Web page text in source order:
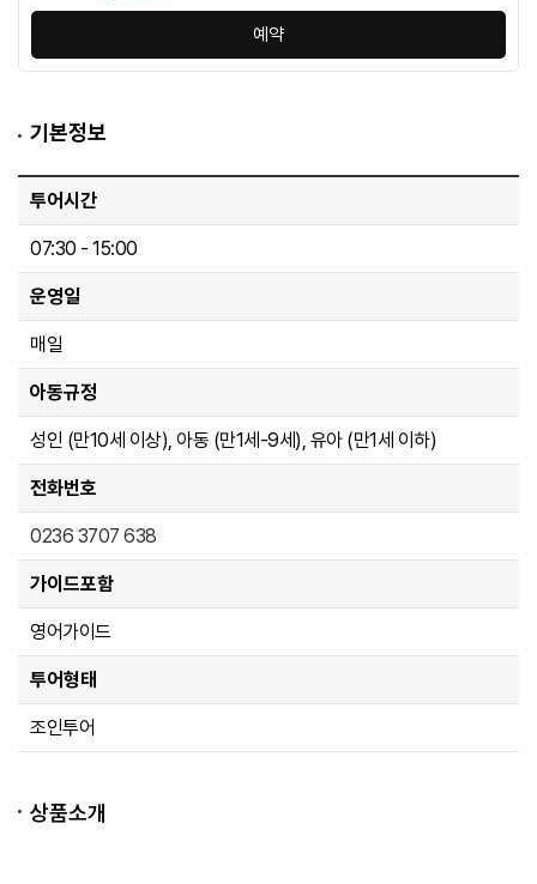
예약
기본정보
투어시간
07:30 - 15:00
운영일
매일
아동규정
성인 (만10세 이상), 아동 (만1세-9세), 유아 (만1세 이하)
전화번호
0236 3707 638
가이드포함
영어가이드
투어형태
조인투어
상품소개